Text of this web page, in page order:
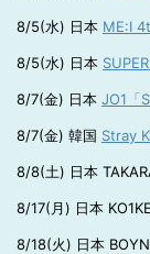
8/5(水) 日本 ME:I
8/5(水) 日本
8/7(金) 日本 JO1「
8/7(金) 韓国 Stray
8/8(土) 日本
8/17(月) 日本
8/18(火) 日本